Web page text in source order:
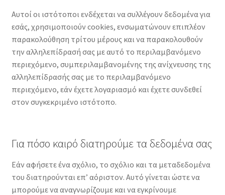
Αυτοί οι ιστότοποι ενδέχεται να συλλέγουν δεδομένα για
εσάς, χρησιμοποιούν cookies, ενσωματώνουν επιπλέον
παρακολούθηση τρίτου μέρους και να παρακολουθούν
την αλληλεπίδρασή σας με αυτό το περιλαμβανόμενο
περιεχόμενο, συμπεριλαμβανομένης της ανίχνευσης της
αλληλεπίδρασής σας με το περιλαμβανόμενο
περιεχόμενο, εάν έχετε λογαριασμό και έχετε συνδεθεί
στον συγκεκριμένο ιστότοπο.
Για πόσο καιρό διατηρούμε τα δεδομένα σας
Εάν αφήσετε ένα σχόλιο, το σχόλιο και τα μεταδεδομένα
του διατηρούνται επ’ αόριστον. Αυτό γίνεται ώστε να
μπορούμε να αναγνωρίζουμε και να εγκρίνουμε